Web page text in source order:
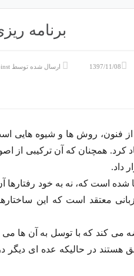
برنامه
1397/11/08 ارسال شده توسط
فنون، روش ها و شیوه هایی
کرد. همچنان که آن ترکیبی از
داد.
است که، نه به خود رفتارها
معتقد است که این
می کند که با توسل به آن ها
هستند در حالیکه عده ای دیگر